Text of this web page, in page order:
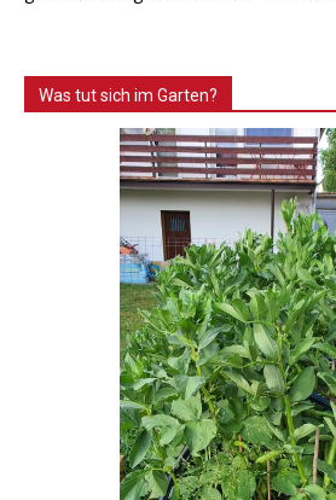
Was tut sich im Garten?